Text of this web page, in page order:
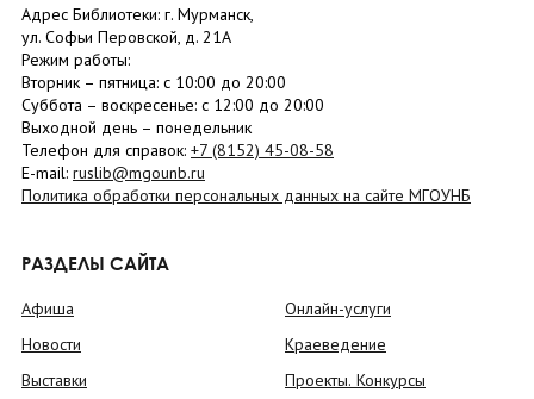
Адрес Библиотеки: г. Мурманск,
ул. Софьи Перовской, д. 21А
Режим работы:
Вторник – пятница: с 10:00 до 20:00
Суббота – воскресенье: c 12:00 до 20:00
Выходной день – понедельник
Телефон для справок: +7 (8152) 45-08-58
E-mail: ruslib@mgounb.ru
Политика обработки персональных данных на сайте МГОУНБ
РАЗДЕЛЫ САЙТА
Афиша
Новости
Выставки
Онлайн-услуги
Краеведение
Проекты. Конкурсы